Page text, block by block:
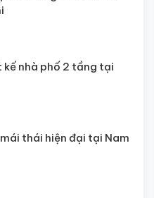
nhà phố 2 tầng tại
thái hiện đại tại Nam